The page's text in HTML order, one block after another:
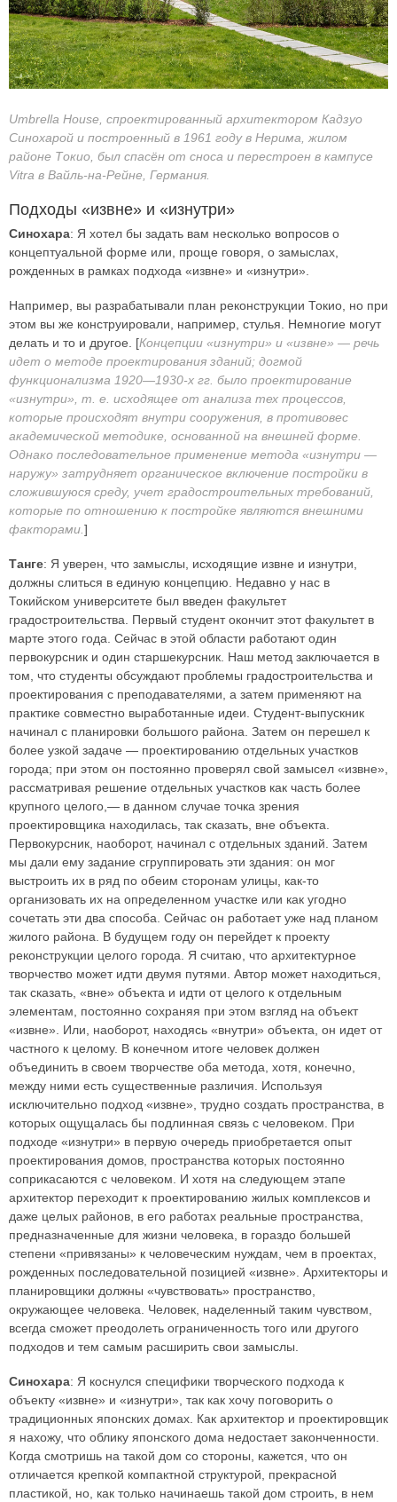
Umbrella House, спроектированный архитектором Кадзуо
Синохарой и построенный в 1961 году в Нерима, жилом
районе Токио, был спасён от сноса и перестроен в кампусе
Vitra в Вайль-на-Рейне, Германия.
Подходы «извне» и «изнутри»
Синохара: Я хотел бы задать вам несколько вопросов о
концептуальной форме или, проще говоря, о замыслах,
рожденных в рамках подхода «извне» и «изнутри».
Например, вы разрабатывали план реконструкции Токио, но при
этом вы же конструировали, например, стулья. Немногие могут
делать и то и другое. [Концепции «изнутри» и «извне» — речь
идет о методе проектирования зданий; догмой
функционализма 1920—1930-х гг. было проектирование
«изнутри», т. е. исходящее от анализа тех процессов,
которые происходят внутри сооружения, в противовес
академической методике, основанной на внешней форме.
Однако последовательное применение метода «изнутри —
наружу» затрудняет органическое включение постройки в
сложившуюся среду, учет градостроительных требований,
которые по отношению к постройке являются внешними
факторами.]
Танге: Я уверен, что замыслы, исходящие извне и изнутри,
должны слиться в единую концепцию. Недавно у нас в
Токийском университете был введен факультет
градостроительства. Первый студент окончит этот факультет в
марте этого года. Сейчас в этой области работают один
первокурсник и один старшекурсник. Наш метод заключается в
том, что студенты обсуждают проблемы градостроительства и
проектирования с преподавателями, а затем применяют на
практике совместно выработанные идеи. Студент-выпускник
начинал с планировки большого района. Затем он перешел к
более узкой задаче — проектированию отдельных участков
города; при этом он постоянно проверял свой замысел «извне»,
рассматривая решение отдельных участков как часть более
крупного целого,— в данном случае точка зрения
проектировщика находилась, так сказать, вне объекта.
Первокурсник, наоборот, начинал с отдельных зданий. Затем
мы дали ему задание сгруппировать эти здания: он мог
выстроить их в ряд по обеим сторонам улицы, как-то
организовать их на определенном участке или как угодно
сочетать эти два способа. Сейчас он работает уже над планом
жилого района. В будущем году он перейдет к проекту
реконструкции целого города. Я считаю, что архитектурное
творчество может идти двумя путями. Автор может находиться,
так сказать, «вне» объекта и идти от целого к отдельным
элементам, постоянно сохраняя при этом взгляд на объект
«извне». Или, наоборот, находясь «внутри» объекта, он идет от
частного к целому. В конечном итоге человек должен
объединить в своем творчестве оба метода, хотя, конечно,
между ними есть существенные различия. Используя
исключительно подход «извне», трудно создать пространства, в
которых ощущалась бы подлинная связь с человеком. При
подходе «изнутри» в первую очередь приобретается опыт
проектирования домов, пространства которых постоянно
соприкасаются с человеком. И хотя на следующем этапе
архитектор переходит к проектированию жилых комплексов и
даже целых районов, в его работах реальные пространства,
предназначенные для жизни человека, в гораздо большей
степени «привязаны» к человеческим нуждам, чем в проектах,
рожденных последовательной позицией «извне». Архитекторы и
планировщики должны «чувствовать» пространство,
окружающее человека. Человек, наделенный таким чувством,
всегда сможет преодолеть ограниченность того или другого
подходов и тем самым расширить свои замыслы.
Синохара: Я коснулся специфики творческого подхода к
объекту «извне» и «изнутри», так как хочу поговорить о
традиционных японских домах. Как архитектор и проектировщик
я нахожу, что облику японского дома недостает законченности.
Когда смотришь на такой дом со стороны, кажется, что он
отличается крепкой компактной структурой, прекрасной
пластикой, но, как только начинаешь такой дом строить, в нем